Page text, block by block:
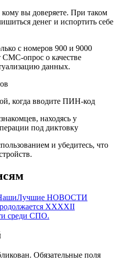
вы доверяете. При таком
денег и испортить себе
с номеров 900 и 9000
СМС-опрос о качестве
данных.
​когда вводите ПИН-код
находясь у
под диктовку
и убедитесь, что
НОВОСТИ
XXXXII
среди СПО.
Обязательные поля